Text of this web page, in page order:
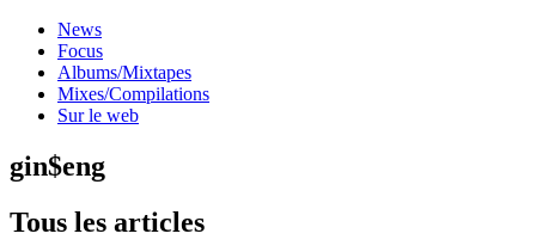
News
Focus
Albums/Mixtapes
Mixes/Compilations
Sur le web
gin$eng
Tous les articles